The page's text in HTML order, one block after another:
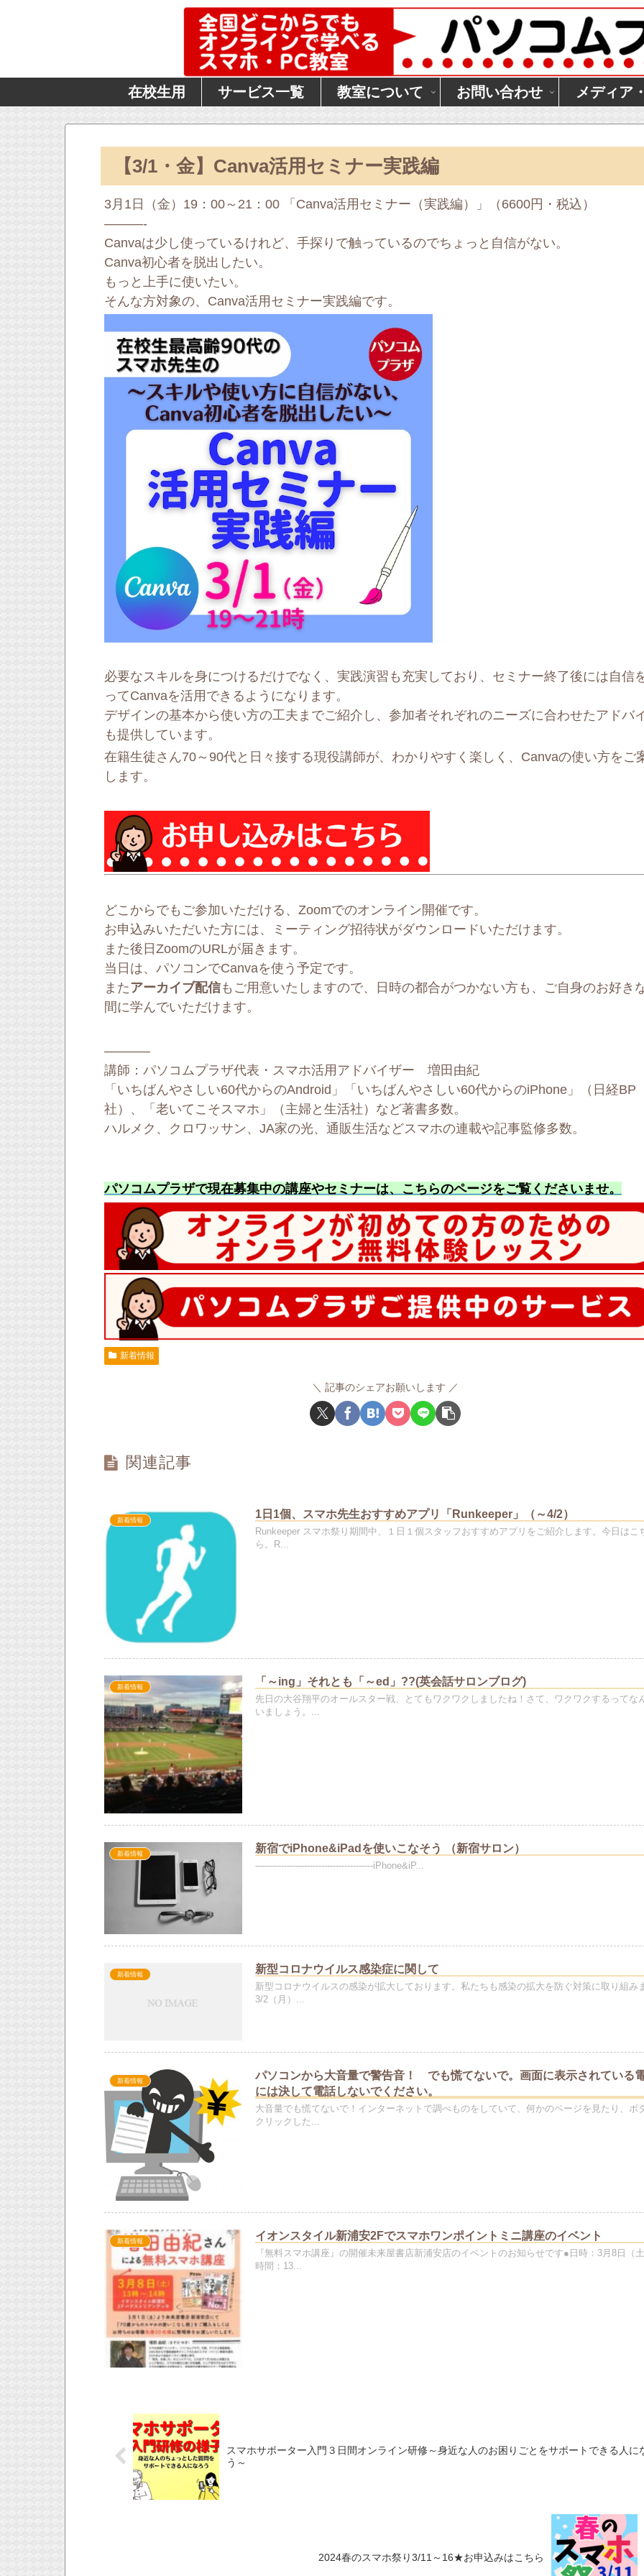
在校生用 サービス一覧 教室について お問い合わせ メディア
【3/1・金】Canva活用セミナー実践編
3月1日（金）19：00～21：00 「Canva活用セミナー（実践編）」（6600円・税込）
———-
Canvaは少し使っているけれど、手探りで触っているのでちょっと自信がない。
Canva初心者を脱出したい。
もっと上手に使いたい。
そんな方対象の、Canva活用セミナー実践編です。
必要なスキルを身につけるだけでなく、実践演習も充実しており、セミナー終了後には自信
ってCanvaを活用できるようになります。
デザインの基本から使い方の工夫までご紹介し、参加者それぞれのニーズに合わせたアドバ
も提供しています。
在籍生徒さん70～90代と日々接する現役講師が、わかりやすく楽しく、Canvaの使い方をご
します。
どこからでもご参加いただける、Zoomでのオンライン開催です。
お申込みいただいた方には、ミーティング招待状がダウンロードいただけます。
また後日ZoomのURLが届きます。
当日は、パソコンでCanvaを使う予定です。
またアーカイブ配信もご用意いたしますので、日時の都合がつかない方も、ご自身のお好き
間に学んでいただけます。
———–
講師：パソコムプラザ代表・スマホ活用アドバイザー 増田由紀
「いちばんやさしい60代からのAndroid」「いちばんやさしい60代からのiPhone」（日経BP
社）、「老いてこそスマホ」（主婦と生活社）など著書多数。
ハルメク、クロワッサン、JA家の光、通販生活などスマホの連載や記事監修多数。
パソコムプラザで現在募集中の講座やセミナーは、こちらのページをご覧くださいませ。
新着情報
記事のシェアお願いします
関連記事
新着情報 1日1個、スマホ先生おすすめアプリ「Runkeeper」（～4/2）
Runkeeper スマホ祭り期間中、１日１個スタッフおすすめアプリをご紹介します。今日はこ
ら。R...
新着情報 「～ing」それとも「～ed」??(英会話サロンブログ)
先日の大谷翔平のオールスター戦、とてもワクワクしましたね！さて、ワクワクするってな
いましょう。...
新着情報 新宿でiPhone&iPadを使いこなそう （新宿サロン）
-----------------------------------------iPhone&iP...
新着情報 新型コロナウイルス感染症に関して
新型コロナウイルスの感染が拡大しております。私たちも感染の拡大を防ぐ対策に取り組み
3/2（月）...
新着情報
パソコンから大音量で警告音！ でも慌てないで。画面に表示されている
には決して電話しないでください。
大音量でも慌てないで！インターネットで調べものをしていて、何かのページを見たり、ボ
クリックした...
新着情報 イオンスタイル新浦安2Fでスマホワンポイントミニ講座のイベント
『無料スマホ講座』の開催未来屋書店新浦安店のイベントのお知らせです●日時：3月8日（
時間：13...
スマホサポーター入門３日間オンライン研修～身近な人のお困りごとをサポートできる人に
う～
2024春のスマホ祭り3/11～16★お申込みはこちら